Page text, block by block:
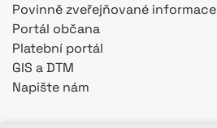
Povinně zveřejňované informace
Portál občana
Platební portál
GIS a DTM
Napište nám